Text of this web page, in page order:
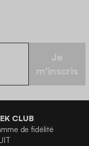
Je
m'inscris
CLUB
de fidélité